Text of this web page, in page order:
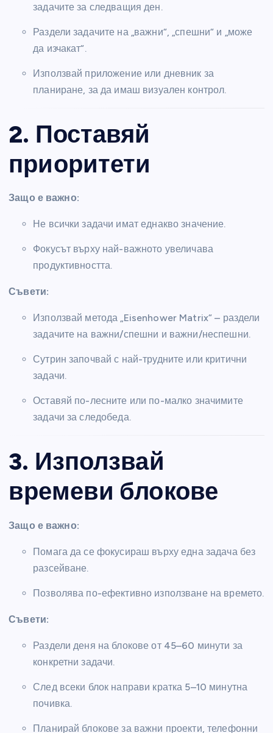
задачите за следващия ден.
Раздели задачите на „важни“, „спешни“ и „може
да изчакат“.
Използвай приложение или дневник за
планиране, за да имаш визуален контрол.
2. Поставяй
приоритети
Защо е важно:
Не всички задачи имат еднакво значение.
Фокусът върху най-важното увеличава
продуктивността.
Съвети:
Използвай метода „Eisenhower Matrix“ – раздели
задачите на важни/спешни и важни/неспешни.
Сутрин започвай с най-трудните или критични
задачи.
Оставяй по-лесните или по-малко значимите
задачи за следобеда.
3. Използвай
времеви блокове
Защо е важно:
Помага да се фокусираш върху една задача без
разсейване.
Позволява по-ефективно използване на времето.
Съвети:
Раздели деня на блокове от 45–60 минути за
конкретни задачи.
След всеки блок направи кратка 5–10 минутна
почивка.
Планирай блокове за важни проекти, телефонни